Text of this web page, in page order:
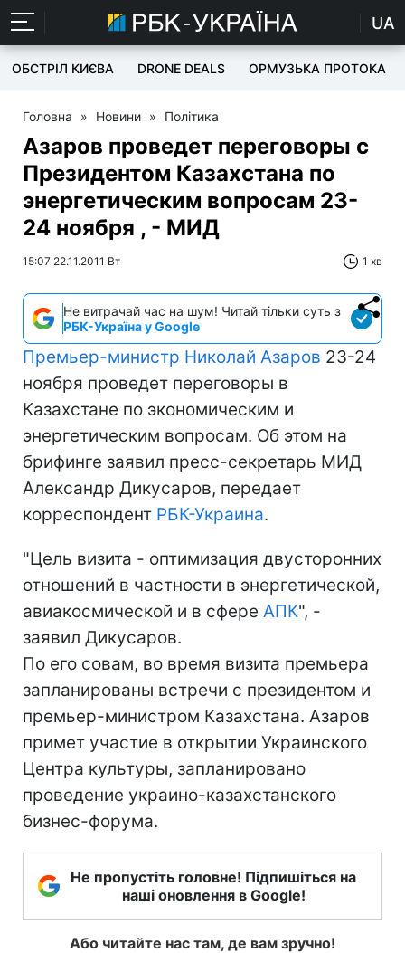
UA
ОБСТРІЛ КИЄВА DRONE DEALS ОРМУЗЬКА ПРОТОКА
Головна » Новини » Політика
Азаров проведет переговоры с
Президентом Казахстана по
энергетическим вопросам 23-
24 ноября , - МИД
15:07 22.11.2011 Вт 1 хв
Не витрачай час на шум! Читай тільки суть з
РБК-Україна у Google
Премьер-министр Николай Азаров 23-24
ноября проведет переговоры в
Казахстане по экономическим и
энергетическим вопросам. Об этом на
брифинге заявил пресс-секретарь МИД
Александр Дикусаров, передает
корреспондент РБК-Украина.
"Цель визита - оптимизация двусторонних
отношений в частности в энергетической,
авиакосмической и в сфере АПК", -
заявил Дикусаров.
По его совам, во время визита премьера
запланированы встречи с президентом и
премьер-министром Казахстана. Азаров
примет участие в открытии Украинского
Центра культуры, запланировано
проведение украино-казахстанского
бизнес-форума.
Не пропустіть головне! Підпишіться на
наші оновлення в Google!
Або читайте нас там, де вам зручно!